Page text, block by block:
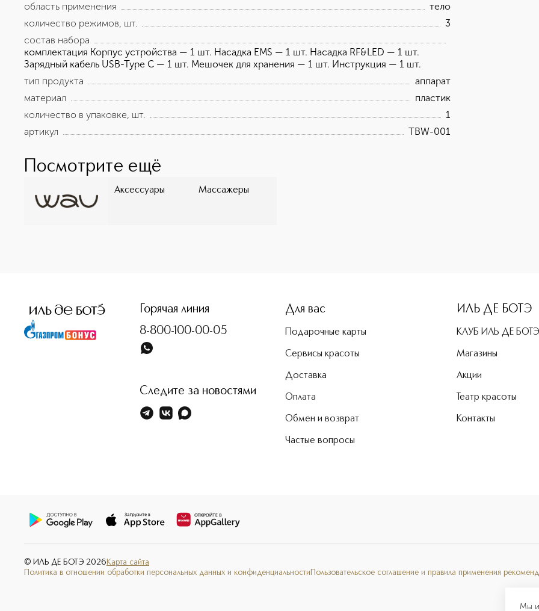
Мы
область применения
тело
количество режимов, шт.
3
состав набора
комплектация Корпус устройства — 1 шт. Насадка EMS — 1 шт. Насадка RF&LED — 1 шт.
Зарядный кабель USB-Type C — 1 шт. Мешочек для хранения — 1 шт. Инструкция — 1 шт.
тип продукта
аппарат
материал
пластик
количество в упаковке, шт.
1
артикул
TBW-001
Посмотрите ещё
Аксессуары Массажеры
Горячая линия
8-800-100-00-05
Следите за новостями
Для вас
Подарочные карты
Сервисы красоты
Доставка
Оплата
Обмен и возврат
Частые вопросы
ИЛЬ ДЕ БОТЭ
КЛУБ ИЛЬ ДЕ БОТЭ
Магазины
Акции
Театр красоты
Контакты
© ИЛЬ ДЕ БОТЭ 2026 Карта сайта
Политика в отношении обработки персональных данных и конфиденциальности Пользовательское соглашение и правила применения